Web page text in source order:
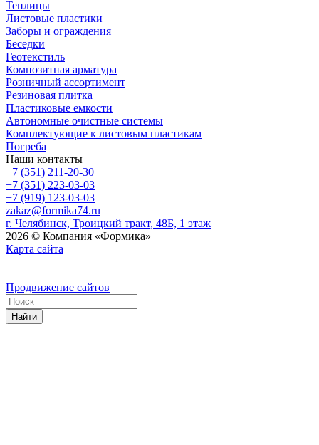
Теплицы
Листовые пластики
Заборы и ограждения
Беседки
Геотекстиль
Композитная арматура
Розничный ассортимент
Резиновая плитка
Пластиковые емкости
Автономные очистные системы
Комплектующие к листовым пластикам
Погреба
Наши контакты
+7 (351) 211-20-30
+7 (351) 223-03-03
+7 (919) 123-03-03
zakaz@formika74.ru
г. Челябинск, Троицкий тракт, 48Б, 1 этаж
2026 © Компания «Формика»
Карта сайта
Продвижение сайтов
Найти